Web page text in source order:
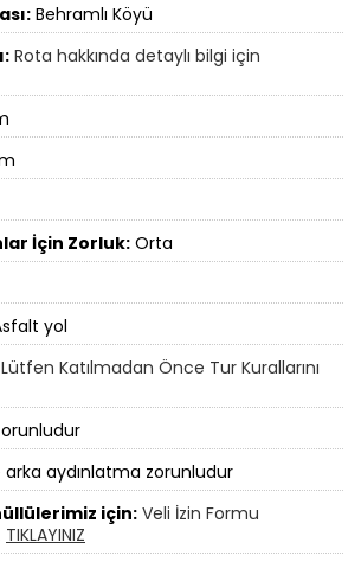
Behramlı Köyü
Rota hakkında detaylı bilgi için
İçin Zorluk: Orta
yol
Lütfen Katılmadan Önce Tur Kurallarını
arka aydınlatma zorunludur
için:Veli İzin Formu
TIKLAYINIZ